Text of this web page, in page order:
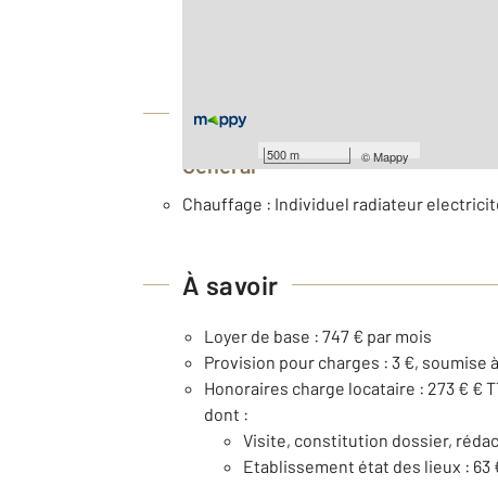
500 m ©Mappy
Équipements
Général
Chauffage : Individuel radiateur
À savoir
Loyer de base : 747 € par mois
Provision pour charges : 3 €, soumise
Honoraires charge locataire : 273 € €
dont :
Visite, constitution dossier,
Etablissement état des lieux : 63